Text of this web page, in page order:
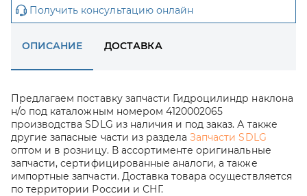
Получить консультацию онлайн
ОПИСАНИЕ ДОСТАВКА
Предлагаем поставку запчасти Гидроцилиндр наклона
н/о под каталожным номером 4120002065
производства SDLG из наличия и под заказ. А также
другие запасные части из разделаЗапчасти SDLG
оптом и в розницу. В ассортименте оригинальные
запчасти, сертифицированные аналоги, а также
импортные запчасти. Доставка товара осуществляется
по территории России и СНГ.